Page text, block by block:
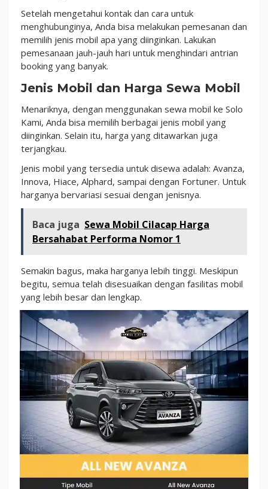
Setelah mengetahui kontak dan cara untuk
menghubunginya, Anda bisa melakukan pemesanan dan
memilih jenis mobil apa yang diinginkan. Lakukan
pemesanaan jauh-jauh hari untuk menghindari antrian
booking yang banyak.
Jenis Mobil dan Harga Sewa Mobil
Menariknya, dengan menggunakan sewa mobil ke Solo
Kami, Anda bisa memilih berbagai jenis mobil yang
diinginkan. Selain itu, harga yang ditawarkan juga
terjangkau.
Jenis mobil yang tersedia untuk disewa adalah: Avanza,
Innova, Hiace, Alphard, sampai dengan Fortuner. Untuk
harganya bervariasi sesuai dengan jenisnya.
Baca juga Sewa Mobil Cilacap Harga
Bersahabat Performa Nomor 1
Semakin bagus, maka harganya lebih tinggi. Meskipun
begitu, semua telah disesuaikan dengan fasilitas mobil
yang lebih besar dan lengkap.